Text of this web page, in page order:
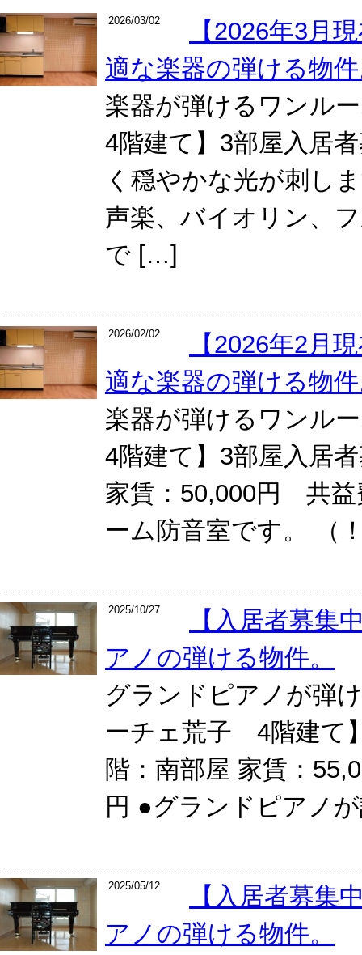
2026/03/02
【2026年3月
適な楽器の弾ける物
楽器が弾けるワンル
4階建て】3部屋入居
く穏やかな光が刺し
声楽、バイオリン、
で […]
2026/02/02
【2026年2月
適な楽器の弾ける物
楽器が弾けるワンル
4階建て】3部屋入居
家賃：50,000円 共
ーム防音室です。 （
2025/10/27
【入居者募集
アノの弾ける物件。
グランドピアノが弾
ーチェ荒子 4階建て
階：南部屋 家賃：
円 ●グランドピアノ
2025/05/12
【入居者募集
アノの弾ける物件。